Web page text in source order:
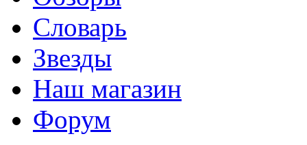
Словарь
Звезды
Наш магазин
Форум